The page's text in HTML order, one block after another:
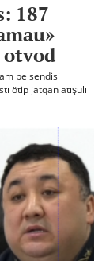
187
otvod
belsendisi
ötip jatqan atışulı